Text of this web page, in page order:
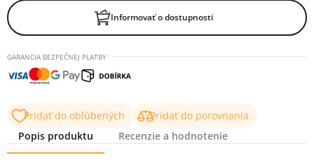
Informovať o dostupnosti
GARANCIA BEZPEČNEJ PLATBY
Pridať do obľúbených
Pridať do porovnania
Popis produktu
Recenzie a hodnotenie